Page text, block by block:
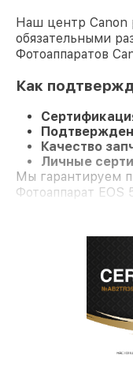
Наш центр Canon
обязательными
Фотоаппаратов
Как
Качество
Личные
Мы гарантируем
Фотоаппарат EOS